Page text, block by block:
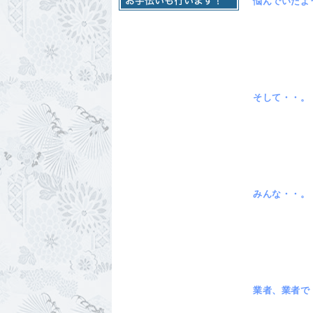
そして・・。
みんな・
業者、業者